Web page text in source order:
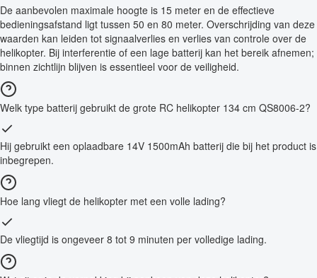
De aanbevolen maximale hoogte is 15 meter en de effectieve
bedieningsafstand ligt tussen 50 en 80 meter. Overschrijding van deze
waarden kan leiden tot signaalverlies en verlies van controle over de
helikopter. Bij interferentie of een lage batterij kan het bereik afnemen;
binnen zichtlijn blijven is essentieel voor de veiligheid.
Welk type batterij gebruikt de grote RC helikopter 134 cm QS8006-2?
Hij gebruikt een oplaadbare 14V 1500mAh batterij die bij het product is
inbegrepen.
Hoe lang vliegt de helikopter met een volle lading?
De vliegtijd is ongeveer 8 tot 9 minuten per volledige lading.